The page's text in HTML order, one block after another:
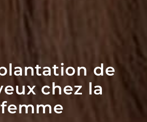
de
chez la
femme